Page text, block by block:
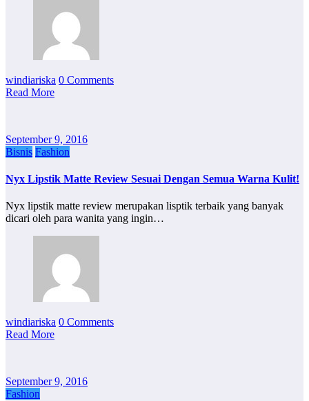
windiariska 0 Comments
Read More
September 9, 2016
Bisnis Fashion
Nyx Lipstik Matte Review Sesuai Dengan Semua Warna Kulit!
Nyx lipstik matte review merupakan lisptik terbaik yang banyak
dicari oleh para wanita yang ingin…
windiariska 0 Comments
Read More
September 9, 2016
Fashion